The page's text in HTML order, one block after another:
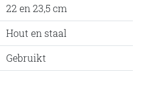
22 en 23,5 cm
Hout en staal
Gebruikt